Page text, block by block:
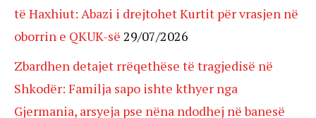
të Haxhiut: Abazi i drejtohet Kurtit për vrasjen në
oborrin e QKUK-së 29/07/2026
Zbardhen detajet rrëqethëse të tragjedisë në
Shkodër: Familja sapo ishte kthyer nga
Gjermania, arsyeja pse nëna ndodhej në banesë